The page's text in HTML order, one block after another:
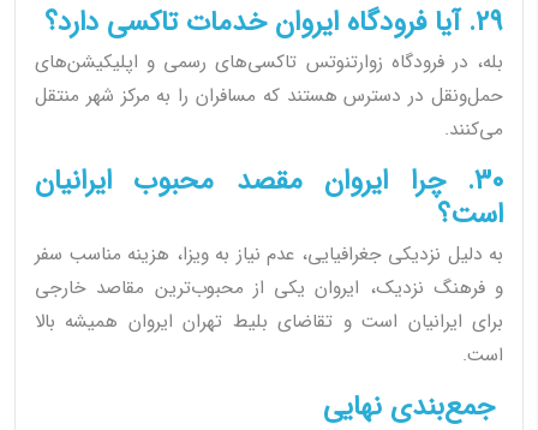
29. آیا فرودگاه ایروان خدمات تاکسی دارد؟
بله، در فرودگاه زوارتنوتس تاکسی‌های رسمی و اپلیکیشن‌های
حمل‌ونقل در دسترس هستند که مسافران را به مرکز شهر منتقل
می‌کنند.
30. چرا ایروان مقصد محبوب ایرانیان
است؟
به دلیل نزدیکی جغرافیایی، عدم نیاز به ویزا، هزینه مناسب سفر
و فرهنگ نزدیک، ایروان یکی از محبوب‌ترین مقاصد خارجی
برای ایرانیان است و تقاضای بلیط تهران ایروان همیشه بالا
است.
جمع‌بندی نهایی